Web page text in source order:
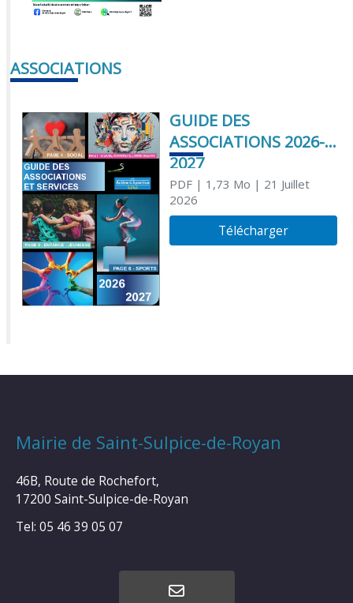
ASSOCIATIONS
GUIDE DES
ASSOCIATIONS 2026-
2027
PDF| 1,73 Mo | 21 Juillet
2026
Télécharger
Mairie de Saint-Sulpice-de-Royan
46B, Route de Rochefort,
17200 Saint-Sulpice-de-Royan
Tel: 05 46 39 05 07